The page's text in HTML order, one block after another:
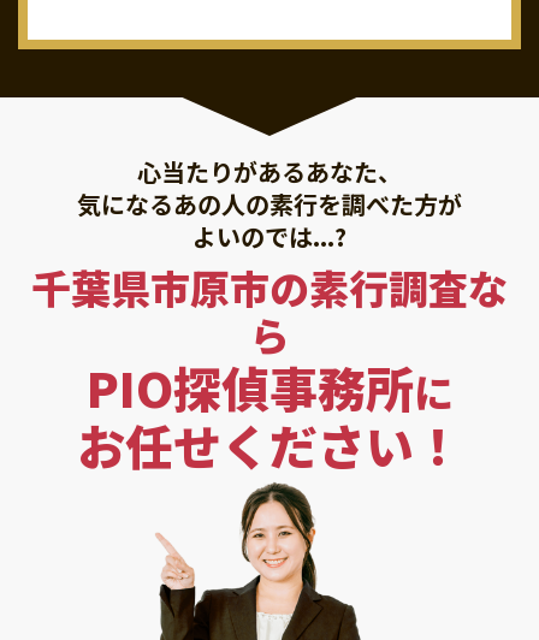
心当たりがあるあなた、
気になるあの人の素行を調べた方が
よいのでは...?
千葉県市原市の素行調査な
ら
PIO探偵事務所に
お任せください！